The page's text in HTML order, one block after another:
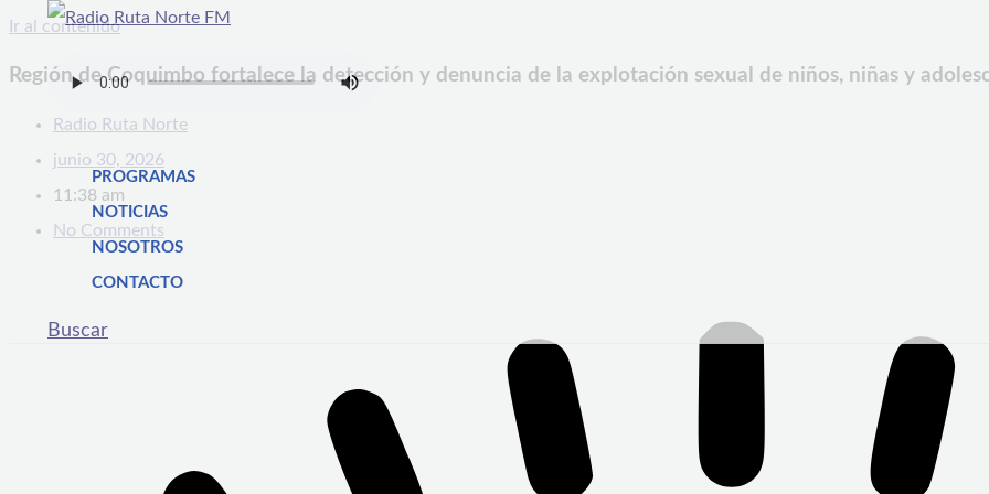
Ir al contenido
PROGRAMAS
NOTICIAS
NOSOTROS
CONTACTO
Buscar
Región de Coquimbo fortalece la detección y denuncia de la explotación sexual de niños, niñas y
Radio Ruta Norte
junio 30, 2026
11:38 am
No Comments